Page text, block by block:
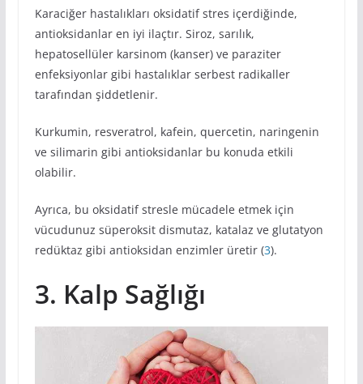
Karaciğer hastalıkları oksidatif stres içerdiğinde,
antioksidanlar en iyi ilaçtır. Siroz, sarılık,
hepatosellüler karsinom (kanser) ve paraziter
enfeksiyonlar gibi hastalıklar serbest radikaller
tarafından şiddetlenir.
Kurkumin, resveratrol, kafein, quercetin, naringenin
ve silimarin gibi antioksidanlar bu konuda etkili
olabilir.
Ayrıca, bu oksidatif stresle mücadele etmek için
vücudunuz süperoksit dismutaz, katalaz ve glutatyon
redüktaz gibi antioksidan enzimler üretir (3).
3. Kalp Sağlığı